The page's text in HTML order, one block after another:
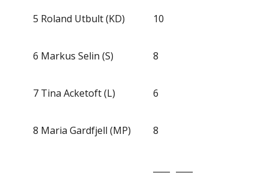
5 Roland Utbult (KD) 10
6 Markus Selin (S) 8
7 Tina Acketoft (L) 6
8 Maria Gardfjell (MP) 8